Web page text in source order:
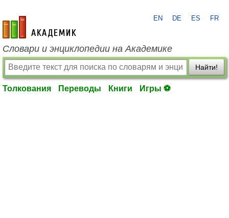
academic.ru
EN DE ES FR
Словари и энциклопедии на Академике
Найти!
Толкования Переводы Книги Игры ⚽